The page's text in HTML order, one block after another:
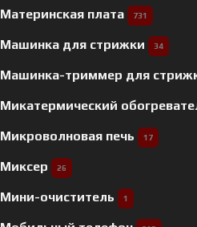
Материнская плата 731
Машинка для стрижки 34
Машинка-триммер для
Микатермический
Микроволновая печь 17
Миксер 26
Мини-очиститель 1